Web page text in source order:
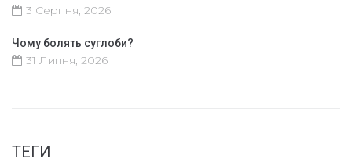
3 Серпня, 2026
Чому болять суглоби?
31 Липня, 2026
ТЕГИ